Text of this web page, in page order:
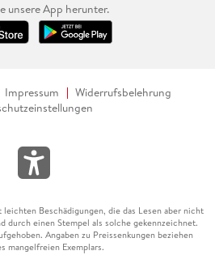
unsere App herunter.
Impressum
Widerrufsbelehrung
Beschädigungen, die das Lesen aber nicht
durch einen Stempel als solche gekennzeichnet.
Angaben zu Preissenkungen beziehen
mangelfreien Exemplars.